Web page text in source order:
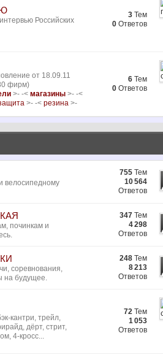
Российских
3 Тем
0 Ответов
от 18.09.11
фирм)
>- -< магазины >- -<
>- -< резина >-
6 Тем
0 Ответов
велосипедному
755 Тем
10 564
Ответов
починкам и
347 Тем
4 298
Ответов
соревнования,
на будущее.
248 Тем
8 213
Ответов
кантри, трейл,
дёрт, стрит,
4-кросс...
72 Тем
1 053
Ответов